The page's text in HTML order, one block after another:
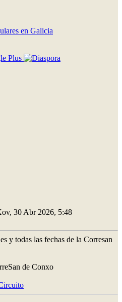
en Galicia
30 Abr 2026, 5:48
y todas las fechas de la Corresan
de Conxo